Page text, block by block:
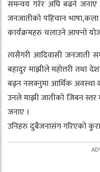
समन्वय गरेर अघि बढने जनाए ।
जनजातीको पहिचान
कार्यक्रमहरु चलाउने आफ्नो
त्यसैगरी आदिवासी जनजाती
बहादुर माझीले महोत्तरी तथा
बढ्न नसक्नुमा आर्थिक अवस्था
उनले माझी जातीको जिबन
जनाए ।
उनिहरु दुबैजनासंग गरिएको